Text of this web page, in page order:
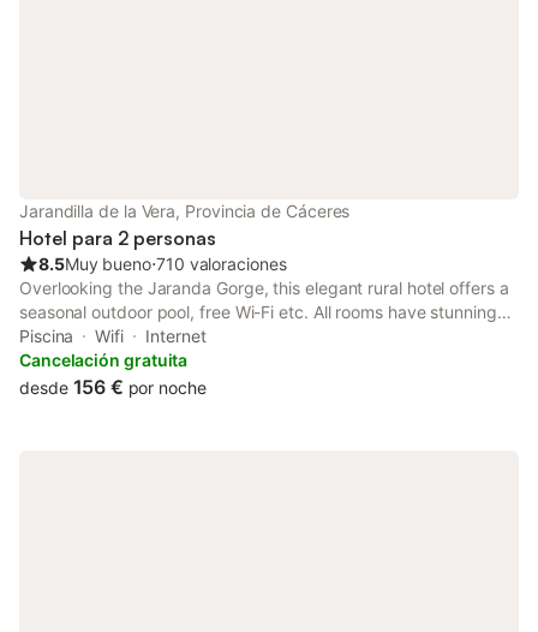
Jarandilla de la Vera, Provincia de Cáceres
Hotel para 2 personas
8.5Muy bueno⋅710 valoraciones
Overlooking the Jaranda Gorge, this elegant rural hotel offers a
seasonal outdoor pool, free Wi-Fi etc. All rooms have stunning
views of the gorge or surrounding countryside.
Piscina Wifi
Internet
Cancelación gratuita
desde 156 € por noche